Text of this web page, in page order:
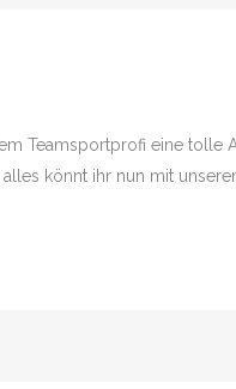
Teamsportprofi eine tolle
könnt ihr nun mit